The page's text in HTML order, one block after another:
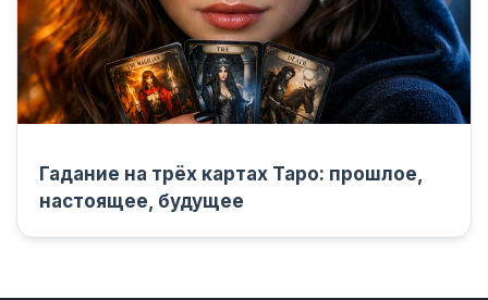
Гадание на трёх картах Таро: прошлое,
настоящее, будущее